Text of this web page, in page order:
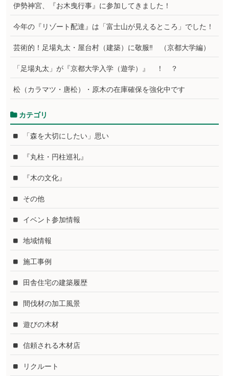
伊勢神宮、『お木曳行事』に参加してきました！
今年の『リゾート配達』は「富士山が見えるところ」でした！
芸術的！足場丸太・屋台村（建築）に敬服‼ （京都大学編）
「足場丸太」が『京都大学入学（遊学）』 ！ ？
松（カラマツ・唐松）・原木の在庫確保を強化中です
カテゴリ
「森を大切にしたい」思い
『丸柱・円柱巡礼』
『木の文化』
その他
イベント参加情報
地域情報
施工事例
田舎住宅の建築履歴
間伐材の加工風景
遊びの木材
信頼される木材店
リクルート